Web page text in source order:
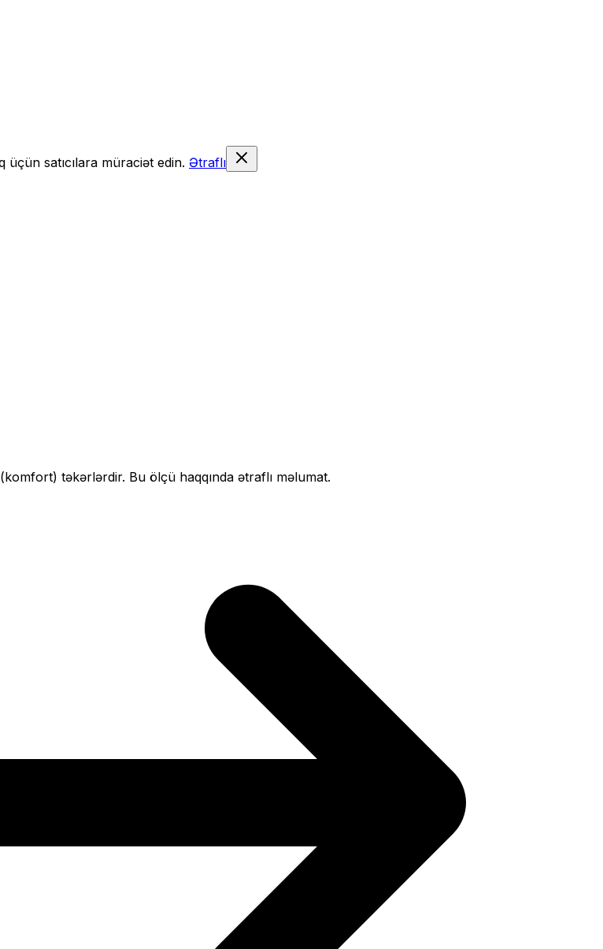
üçün satıcılara müraciət edin. Ətraflı
təkərlərdir. Bu ölçü haqqında ətraflı məlumat.